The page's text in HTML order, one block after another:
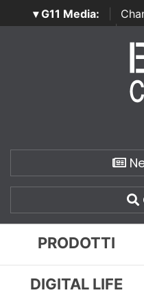
▾ G11 Media:
SecurityOpenLab |
PRODOTTI
DIGITAL LIFE